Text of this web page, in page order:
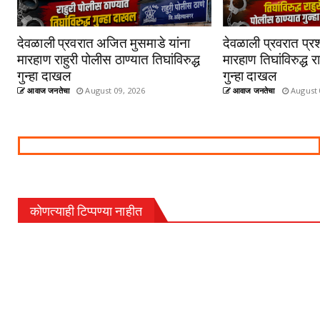
देवळाली प्रवरात अजित मुसमाडे यांना
मारहाण राहुरी पोलीस ठाण्यात तिघांविरुद्ध
गुन्हा दाखल
आवाज जनतेचा August 09, 2026
देवळाली प्रवरात
मारहाण तिघांविरुद्ध
गुन्हा दाखल
आवाज जनतेचा August
कोणत्याही टिप्पण्‍या नाहीत